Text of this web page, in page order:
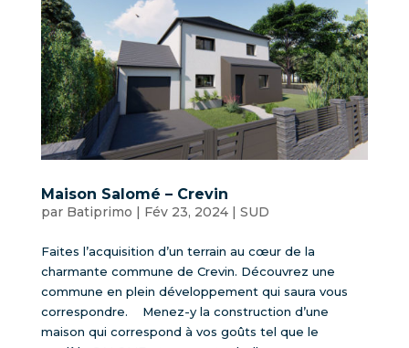
Maison Salomé – Crevin
par Batiprimo | Fév 23, 2024| SUD
Faites l’acquisition d’un terrain au cœur de la
charmante commune de Crevin. Découvrez une
commune en plein développement qui saura vous
correspondre. Menez-y la construction d’une
maison qui correspond à vos goûts tel que le